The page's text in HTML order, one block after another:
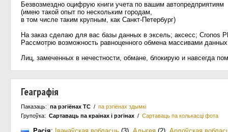
Безвозмездно оцифрую книги учета по вашим автопредприятиям
(имею такой опыт по нескольким городам,
в том числе таким крупным, как Санкт-Петербург)
На заказ сделаю для вас базы данных в эксель; аксесс; Cronos
Рассмотрю возможность равноценного обмена массивами
Лиц, замеченных в нечестности, обмане, блокирую и навсегда
Геаграфія
Паказаць: па рэгіёнах ТС / па рэгіёнах здымкі
Групоўка: Сартаваць па краiнах i рэгінах / Сартаваць па колькасцi фота